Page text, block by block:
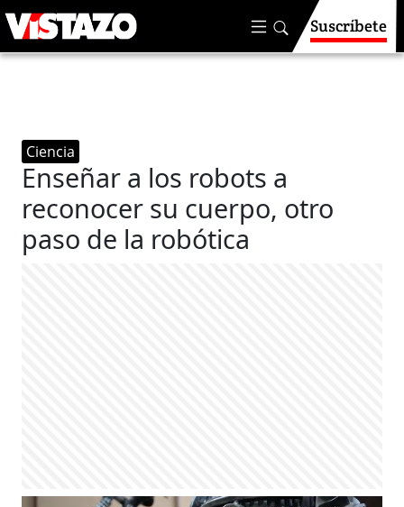
Suscríbete
Ciencia
Enseñar a los robots a
reconocer su cuerpo, otro
paso de la robótica